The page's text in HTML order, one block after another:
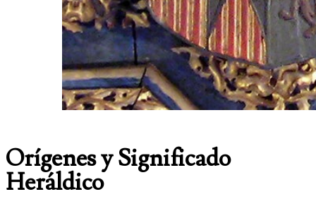
Orígenes y Significado
Heráldico